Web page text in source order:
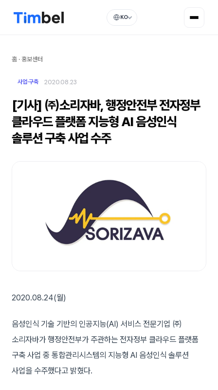
KO
홈 · 홍보센터
사업·구축 2020.08.23
[기사] ㈜소리자바, 행정안전부 전자정부
클라우드 플랫폼 지능형 AI 음성인식
솔루션 구축 사업 수주
2020.08.24(월)
음성인식 기술 기반의 인공지능(AI) 서비스 전문기업 ㈜
소리자바가 행정안전부가 주관하는 전자정부 클라우드 플랫폼
구축 사업 중 통합관리시스템의 지능형 AI 음성인식 솔루션
사업을 수주했다고 밝혔다.